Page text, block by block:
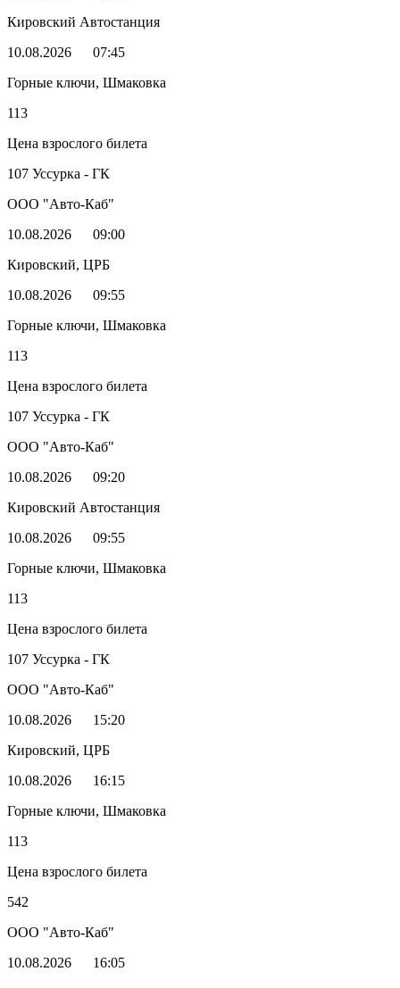
Кировский Автостанция
10.08.2026
07:45
Горные ключи, Шмаковка
113
Цена взрослого билета
107 Уссурка - ГК
ООО "Авто-Каб"
10.08.2026
09:00
Кировский, ЦРБ
10.08.2026
09:55
Горные ключи, Шмаковка
113
Цена взрослого билета
107 Уссурка - ГК
ООО "Авто-Каб"
10.08.2026
09:20
Кировский Автостанция
10.08.2026
09:55
Горные ключи, Шмаковка
113
Цена взрослого билета
107 Уссурка - ГК
ООО "Авто-Каб"
10.08.2026
15:20
Кировский, ЦРБ
10.08.2026
16:15
Горные ключи, Шмаковка
113
Цена взрослого билета
542
ООО "Авто-Каб"
10.08.2026
16:05